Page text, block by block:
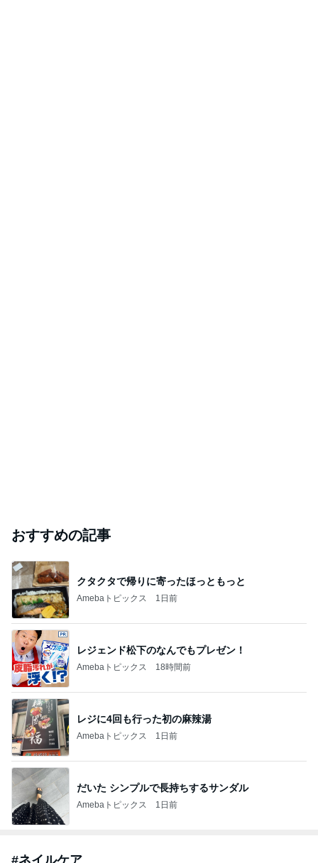
おすすめの記事
クタクタで帰りに寄ったほっともっと
Amebaトピックス 1日前
レジェンド松下のなんでもプレゼン！
Amebaトピックス 18時間前
レジに4回も行った初の麻辣湯
Amebaトピックス 1日前
だいた シンプルで長持ちするサンダル
Amebaトピックス 1日前